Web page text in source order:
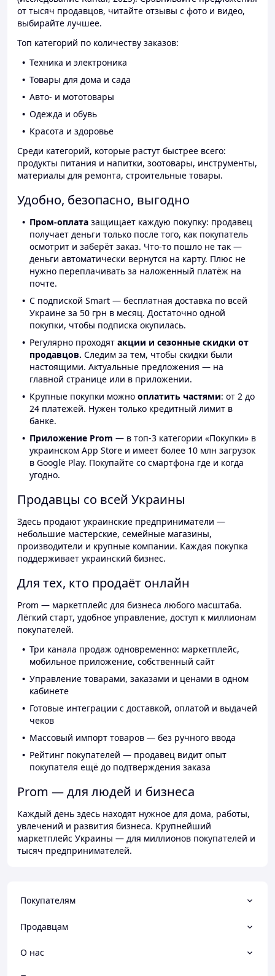
от тысяч продавцов, читайте отзывы с фото и видео,
выбирайте лучшее.
Топ категорий по количеству заказов:
Техника и электроника
Товары для дома и сада
Авто- и мототовары
Одежда и обувь
Красота и здоровье
Среди категорий, которые растут быстрее всего:
продукты питания и напитки, зоотовары, инструменты,
материалы для ремонта, строительные товары.
Удобно, безопасно, выгодно
Пром-оплата защищает каждую покупку: продавец
получает деньги только после того, как покупатель
осмотрит и заберёт заказ. Что-то пошло не так —
деньги автоматически вернутся на карту. Плюс не
нужно переплачивать за наложенный платёж на
почте.
С подпиской Smart — бесплатная доставка по всей
Украине за 50 грн в месяц. Достаточно одной
покупки, чтобы подписка окупилась.
Регулярно проходят акции и сезонные скидки от
продавцов. Следим за тем, чтобы скидки были
настоящими. Актуальные предложения — на
главной странице или в приложении.
Крупные покупки можно оплатить частями: от 2 до
24 платежей. Нужен только кредитный лимит в
банке.
Приложение Prom — в топ-3 категории «Покупки» в
украинском App Store и имеет более 10 млн загрузок
в Google Play. Покупайте со смартфона где и когда
угодно.
Продавцы со всей Украины
Здесь продают украинские предприниматели —
небольшие мастерские, семейные магазины,
производители и крупные компании. Каждая покупка
поддерживает украинский бизнес.
Для тех, кто продаёт онлайн
Prom — маркетплейс для бизнеса любого масштаба.
Лёгкий старт, удобное управление, доступ к миллионам
покупателей.
Три канала продаж одновременно: маркетплейс,
мобильное приложение, собственный сайт
Управление товарами, заказами и ценами в одном
кабинете
Готовые интеграции с доставкой, оплатой и выдачей
чеков
Массовый импорт товаров — без ручного ввода
Рейтинг покупателей — продавец видит опыт
покупателя ещё до подтверждения заказа
Prom — для людей и бизнеса
Каждый день здесь находят нужное для дома, работы,
увлечений и развития бизнеса. Крупнейший
маркетплейс Украины — для миллионов покупателей и
тысяч предпринимателей.
Покупателям
Продавцам
О нас